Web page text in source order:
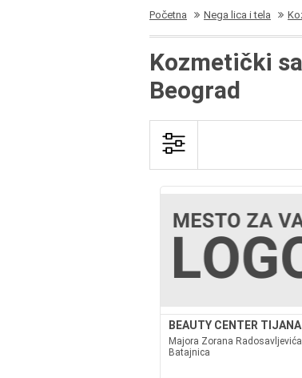
Početna Nega lica i tela
Kozmetički
Beograd
BEAUTY CENTER TIJANA
Majora Zorana
Batajnica